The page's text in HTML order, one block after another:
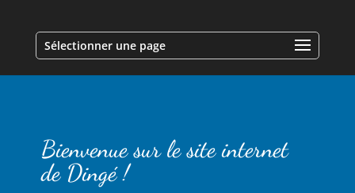
Sélectionner une page
Bienvenue sur le site internet
de Dingé !